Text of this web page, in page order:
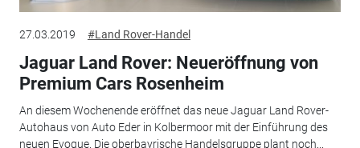
27.03.2019 #Land Rover-Handel
Jaguar Land Rover: Neueröffnung von
Premium Cars Rosenheim
An diesem Wochenende eröffnet das neue Jaguar Land Rover-
Autohaus von Auto Eder in Kolbermoor mit der Einführung des
neuen Evoque. Die oberbayrische Handelsgruppe plant noch...